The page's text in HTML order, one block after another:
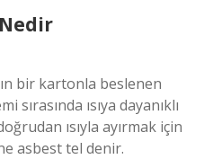
bir kartonla beslenen
sırasında ısıya dayanıklı
ısıyla ayırmak için
asbest tel denir.